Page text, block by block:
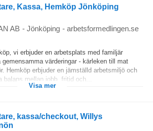
Kassa, Hemköp Jönköping
AB - Jönköping - arbetsformedlingen.se
vi erbjuder en arbetsplats med familjär
värderingar - kärleken till mat
Hemköp erbjuder en jämställd arbetsmiljö och
balans mellan jobb, fritid och...
Visa mer
kassa/checkout, Willys